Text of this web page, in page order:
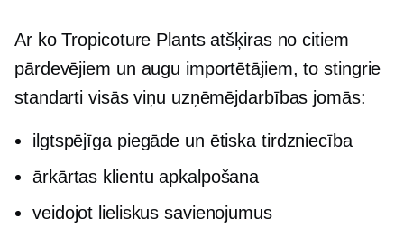
Ar ko Tropicoture Plants atšķiras no citiem
pārdevējiem un augu importētājiem, to stingrie
standarti visās viņu uzņēmējdarbības jomās:
ilgtspējīga piegāde un ētiska tirdzniecība
ārkārtas klientu apkalpošana
veidojot lieliskus savienojumus